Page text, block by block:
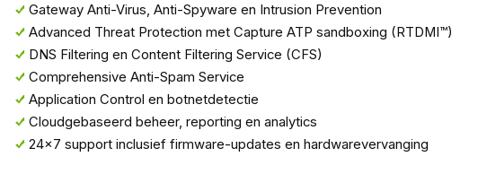
Gateway Anti-Virus, Anti-Spyware en Intrusion Prevention
Advanced Threat Protection met Capture ATP sandboxing (RTDMI™)
DNS Filtering en Content Filtering Service (CFS)
Comprehensive Anti-Spam Service
Application Control en botnetdetectie
Cloudgebaseerd beheer, reporting en analytics
24x7 support inclusief firmware-updates en hardwarevervanging